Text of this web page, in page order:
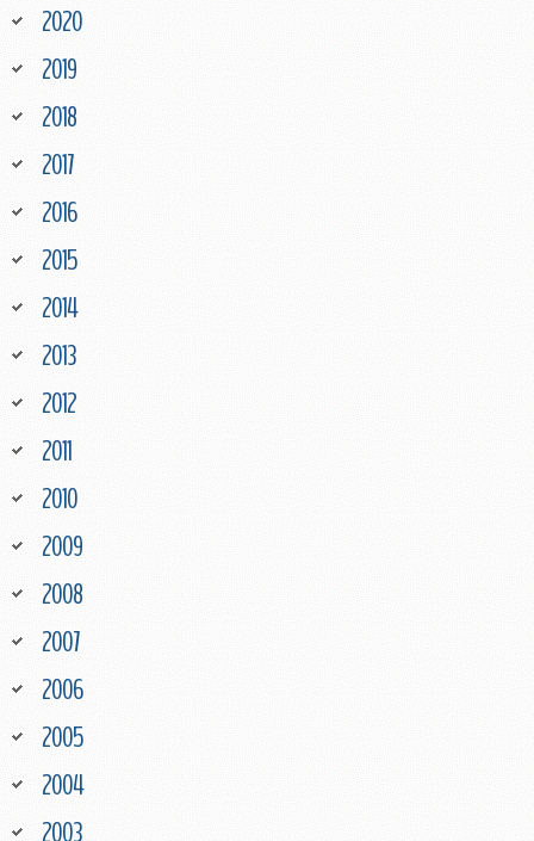
2020
2019
2018
2017
2016
2015
2014
2013
2012
2011
2010
2009
2008
2007
2006
2005
2004
2003